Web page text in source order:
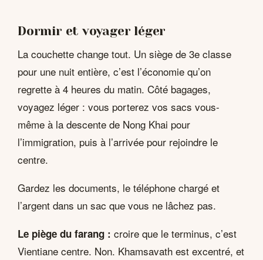
Dormir et voyager léger
La couchette change tout. Un siège de 3e classe
pour une nuit entière, c’est l’économie qu’on
regrette à 4 heures du matin. Côté bagages,
voyagez léger : vous porterez vos sacs vous-
même à la descente de Nong Khai pour
l’immigration, puis à l’arrivée pour rejoindre le
centre.
Gardez les documents, le téléphone chargé et
l’argent dans un sac que vous ne lâchez pas.
Le piège du farang : croire que le terminus, c’est
Vientiane centre. Non. Khamsavath est excentré, et